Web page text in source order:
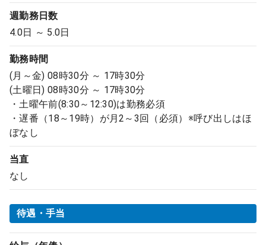
週勤務日数
4.0日 ～ 5.0日
勤務時間
(月～金) 08時30分 ～ 17時30分
(土曜日) 08時30分 ～ 17時30分
・土曜午前(8:30～12:30)は勤務必須
・遅番（18～19時）が月2～3回（必須）※呼び出しはほ
ぼなし
当直
なし
待遇・手当